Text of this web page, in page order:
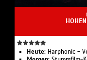
Heute: Harphonic -